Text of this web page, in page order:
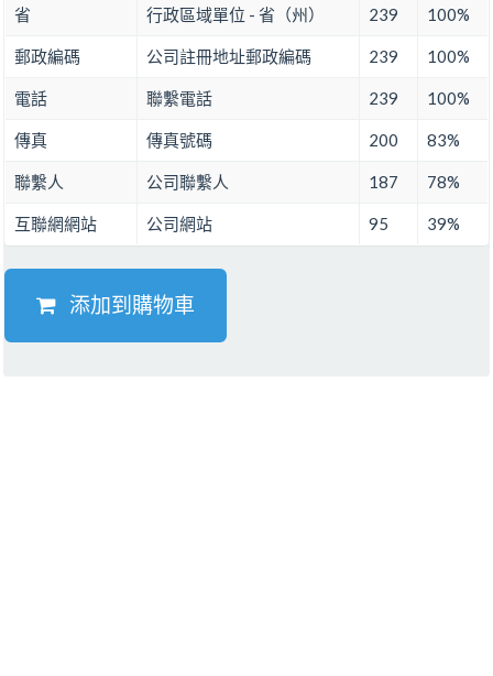
省 行政區域單位 - 省（州） 239 100%
郵政編碼 公司註冊地址郵政編碼 239 100%
電話 聯繫電話 239 100%
傳真 傳真號碼 200 83%
聯繫人 公司聯繫人 187 78%
互聯網網站 公司網站 95 39%
添加到購物車